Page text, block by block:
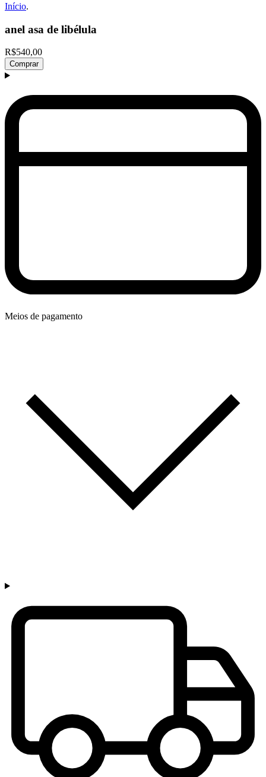
Início.
anel asa de libélula
R$540,00
Comprar
Meios de pagamento